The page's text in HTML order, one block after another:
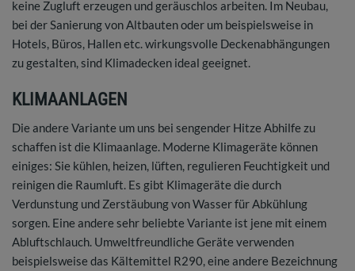
keine Zugluft erzeugen und geräuschlos arbeiten. Im Neubau,
bei der Sanierung von Altbauten oder um beispielsweise in
Hotels, Büros, Hallen etc. wirkungsvolle Deckenabhängungen
zu gestalten, sind Klimadecken ideal geeignet.
KLIMAANLAGEN
Die andere Variante um uns bei sengender Hitze Abhilfe zu
schaffen ist die Klimaanlage. Moderne Klimageräte können
einiges: Sie kühlen, heizen, lüften, regulieren Feuchtigkeit und
reinigen die Raumluft. Es gibt Klimageräte die durch
Verdunstung und Zerstäubung von Wasser für Abkühlung
sorgen. Eine andere sehr beliebte Variante ist jene mit einem
Abluftschlauch. Umweltfreundliche Geräte verwenden
beispielsweise das Kältemittel R290, eine andere Bezeichnung